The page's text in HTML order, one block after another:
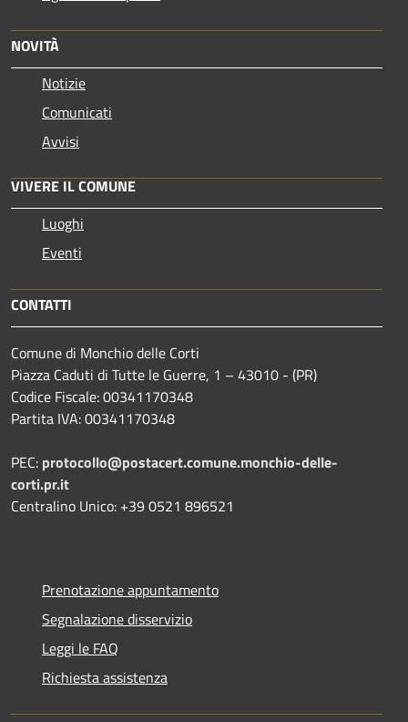
NOVITÀ
Notizie
Comunicati
Avvisi
VIVERE IL COMUNE
Luoghi
Eventi
CONTATTI
Comune di Monchio delle Corti
Piazza Caduti di Tutte le Guerre, 1 – 43010 - (PR)
Codice Fiscale: 00341170348
Partita IVA: 00341170348
PEC: protocollo@postacert.comune.monchio-delle-
corti.pr.it
Centralino Unico: +39 0521 896521
Prenotazione appuntamento
Segnalazione disservizio
Leggi le FAQ
Richiesta assistenza